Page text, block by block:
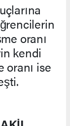
oranı
kendi
oranı ise